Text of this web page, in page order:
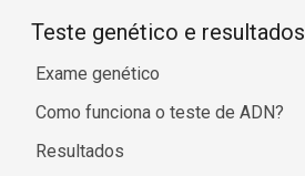
Teste genético e resultados
Exame genético
Como funciona o teste de ADN?
Resultados